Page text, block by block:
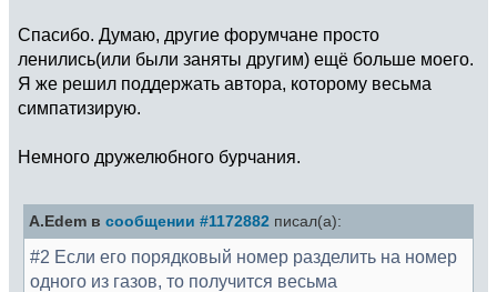
Спасибо. Думаю, другие форумчане просто
ленились(или были заняты другим) ещё больше моего.
Я же решил поддержать автора, которому весьма
симпатизирую.
Немного дружелюбного бурчания.
A.Edem в сообщении #1172882 писал(а):
#2 Если его порядковый номер разделить на номер
одного из газов, то получится весьма